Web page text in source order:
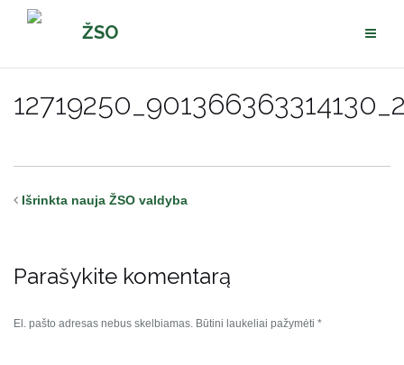
Pereiti
ŽSO
Išrinkta nauja ŽSO valdyba
Parašykite komentarą
El. pašto adresas nebus skelbiamas. Būtini laukeliai pažymėti *